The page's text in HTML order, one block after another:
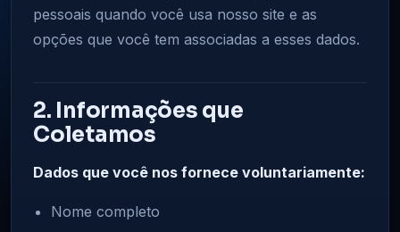
pessoais quando você usa nosso site e as
opções que você tem associadas a esses dados.
2. Informações que
Coletamos
Dados que você nos fornece voluntariamente:
Nome completo